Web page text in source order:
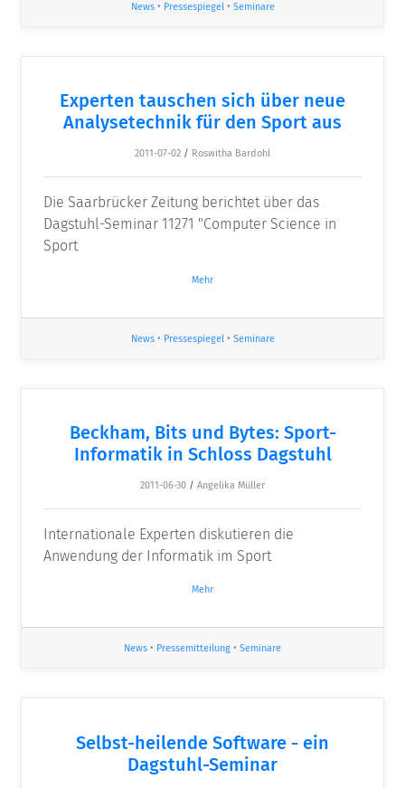
News• Pressespiegel• Seminare
Experten tauschen sich über neue
Analysetechnik für den Sport aus
2011-07-02 / Roswitha Bardohl
Die Saarbrücker Zeitung berichtet über das
Dagstuhl-Seminar 11271 "Computer Science in
Sport
Mehr
News• Pressespiegel• Seminare
Beckham, Bits und Bytes: Sport-
Informatik in Schloss Dagstuhl
2011-06-30 / Angelika Müller
Internationale Experten diskutieren die
Anwendung der Informatik im Sport
Mehr
News • Pressemitteilung • Seminare
Selbst-heilende Software - ein
Dagstuhl-Seminar